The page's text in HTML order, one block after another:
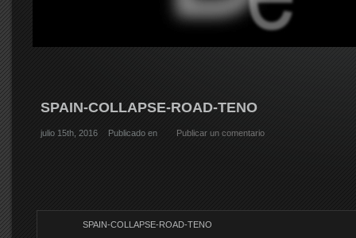
SPAIN-COLLAPSE-ROAD-TENO
julio 15th, 2016 Publicado en Publicar un comentario
SPAIN-COLLAPSE-ROAD-TENO